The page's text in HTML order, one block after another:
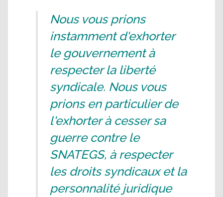
Nous vous prions
instamment d'exhorter
le gouvernement à
respecter la liberté
syndicale. Nous vous
prions en particulier de
l'exhorter à cesser sa
guerre contre le
SNATEGS, à respecter
les droits syndicaux et la
personnalité juridique